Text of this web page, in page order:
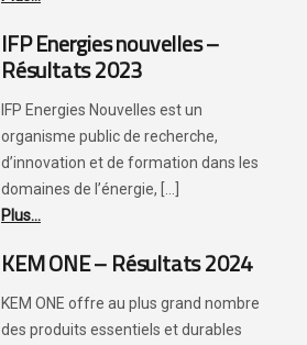
IFP Energies nouvelles –
Résultats 2023
IFP Energies Nouvelles est un
organisme public de recherche,
d’innovation et de formation dans les
domaines de l’énergie, [...]
Plus...
KEM ONE – Résultats 2024
KEM ONE offre au plus grand nombre
des produits essentiels et durables